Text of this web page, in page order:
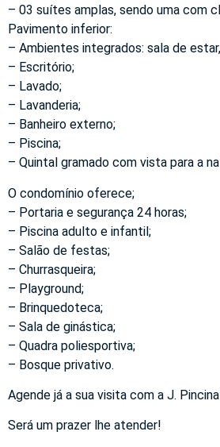
– 03 suítes amplas, sendo uma com
Pavimento inferior:
– Ambientes integrados: sala de
– Escritório;
– Lavado;
– Lavanderia;
– Banheiro externo;
– Piscina;
– Quintal gramado com vista para a
O condomínio oferece;
– Portaria e segurança 24 horas;
– Piscina adulto e infantil;
– Salão de festas;
– Churrasqueira;
– Playground;
– Brinquedoteca;
– Sala de ginástica;
– Quadra poliesportiva;
– Bosque privativo.
Agende já a sua visita com a J.
Será um prazer lhe atender!